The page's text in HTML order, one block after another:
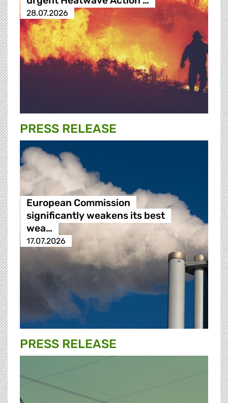
28.07.2026
PRESS RELEASE
European Commission
significantly weakens its best
wea…
17.07.2026
PRESS RELEASE